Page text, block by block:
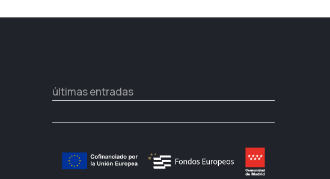
últimas entradas